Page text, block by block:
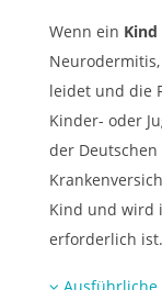
Wenn ein Kind
leidet und die
Kinder- oder
der
Kind und wird
erforderlich ist.
Ausführliche